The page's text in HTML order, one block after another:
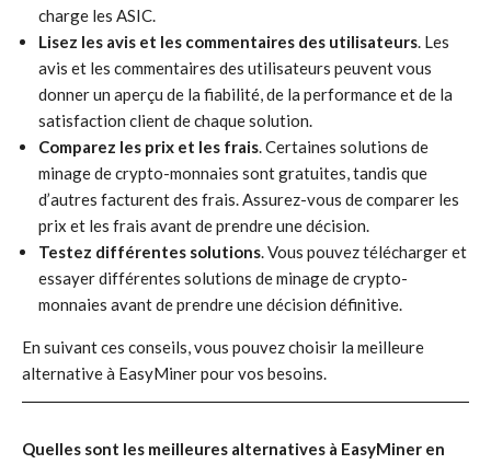
charge les ASIC.
Lisez les avis et les commentaires des utilisateurs. Les
avis et les commentaires des utilisateurs peuvent vous
donner un aperçu de la fiabilité, de la performance et de la
satisfaction client de chaque solution.
Comparez les prix et les frais. Certaines solutions de
minage de crypto-monnaies sont gratuites, tandis que
d’autres facturent des frais. Assurez-vous de comparer les
prix et les frais avant de prendre une décision.
Testez différentes solutions. Vous pouvez télécharger et
essayer différentes solutions de minage de crypto-
monnaies avant de prendre une décision définitive.
En suivant ces conseils, vous pouvez choisir la meilleure
alternative à EasyMiner pour vos besoins.
Quelles sont les meilleures alternatives à EasyMiner en